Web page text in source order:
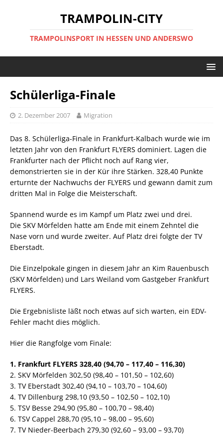
TRAMPOLIN-CITY
TRAMPOLINSPORT IN HESSEN UND ANDERSWO
Schülerliga-Finale
2. Dezember 2007 Migration
Das 8. Schülerliga-Finale in Frankfurt-Kalbach wurde wie im
letzten Jahr von den Frankfurt FLYERS dominiert. Lagen die
Frankfurter nach der Pflicht noch auf Rang vier,
demonstrierten sie in der Kür ihre Stärken. 328,40 Punkte
erturnte der Nachwuchs der FLYERS und gewann damit zum
dritten Mal in Folge die Meisterschaft.
Spannend wurde es im Kampf um Platz zwei und drei.
Die SKV Mörfelden hatte am Ende mit einem Zehntel die
Nase vorn und wurde zweiter. Auf Platz drei folgte der TV
Eberstadt.
Die Einzelpokale gingen in diesem Jahr an Kim Rauenbusch
(SKV Mörfelden) und Lars Weiland vom Gastgeber Frankfurt
FLYERS.
Die Ergebnisliste läßt noch etwas auf sich warten, ein EDV-
Fehler macht dies möglich.
Hier die Rangfolge vom Finale:
1. Frankfurt FLYERS 328,40 (94,70 – 117,40 – 116,30)
2. SKV Mörfelden 302,50 (98,40 – 101,50 – 102,60)
3. TV Eberstadt 302,40 (94,10 – 103,70 – 104,60)
4. TV Dillenburg 298,10 (93,50 – 102,50 – 102,10)
5. TSV Besse 294,90 (95,80 – 100,70 – 98,40)
6. TSV Cappel 288,70 (95,10 – 98,00 – 95,60)
7. TV Nieder-Beerbach 279,30 (92,60 – 93,00 – 93,70)